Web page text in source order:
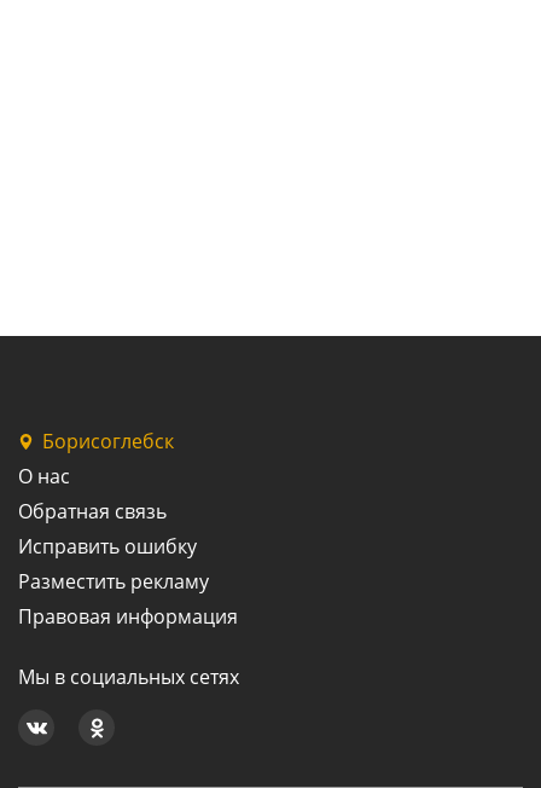
Борисоглебск
О нас
Обратная связь
Исправить ошибку
Разместить рекламу
Правовая информация
Мы в социальных сетях